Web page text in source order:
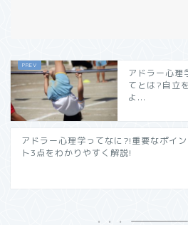
アドラー心理
てとは?自立
よ...
アドラー心理学ってなに?!重要なポイン
ト3点をわかりやすく解説!